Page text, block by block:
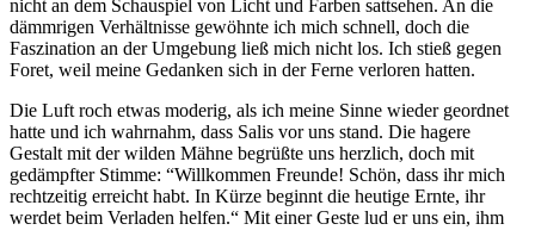
nicht an dem Schauspiel von Licht und Farben sattsehen. An die
dämmrigen Verhältnisse gewöhnte ich mich schnell, doch die
Faszination an der Umgebung ließ mich nicht los. Ich stieß gegen
Foret, weil meine Gedanken sich in der Ferne verloren hatten.
Die Luft roch etwas moderig, als ich meine Sinne wieder geordnet
hatte und ich wahrnahm, dass Salis vor uns stand. Die hagere
Gestalt mit der wilden Mähne begrüßte uns herzlich, doch mit
gedämpfter Stimme: “Willkommen Freunde! Schön, dass ihr mich
rechtzeitig erreicht habt. In Kürze beginnt die heutige Ernte, ihr
werdet beim Verladen helfen.“ Mit einer Geste lud er uns ein, ihm